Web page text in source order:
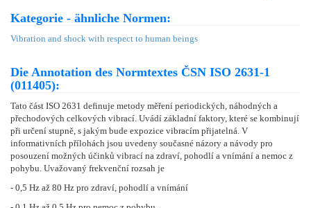
Kategorie - ähnliche Normen:
Vibration and shock with respect to human beings
Die Annotation des Normtextes ČSN ISO 2631-1
(011405):
Tato část ISO 2631 definuje metody měření periodických, náhodných a
přechodových celkových vibrací. Uvádí základní faktory, které se kombinují
při určení stupně, s jakým bude expozice vibracím přijatelná. V
informativních přílohách jsou uvedeny současné názory a návody pro
posouzení možných účinků vibrací na zdraví, pohodlí a vnímání a nemoc z
pohybu. Uvažovaný frekvenční rozsah je
- 0,5 Hz až 80 Hz pro zdraví, pohodlí a vnímání